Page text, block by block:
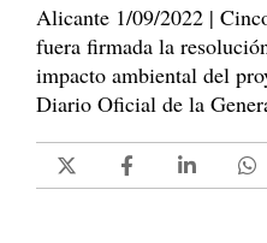
Alicante 1/09/2022 |
fuera firmada la
impacto ambiental del
Diario Oficial de la